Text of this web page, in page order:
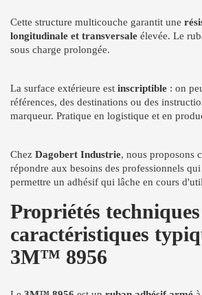
Cette structure multicouche garantit une
longitudinale et transversale élevée. Le
sous charge prolongée.
La surface extérieure est inscriptible : on
références, des destinations ou des
marqueur. Pratique en logistique et en
Chez Dagobert Industrie, nous proposons
répondre aux besoins des professionnels
permettre un adhésif qui lâche en cours
Propriétés
caractéristiques
3M™ 8956